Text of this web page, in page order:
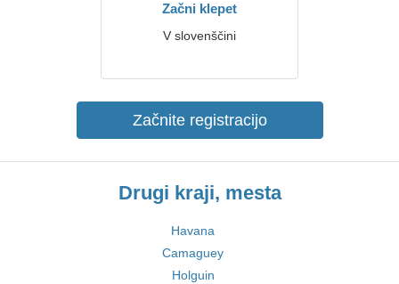
Začni klepet
V slovenščini
Začnite registracijo
Drugi kraji, mesta
Havana
Camaguey
Holguin